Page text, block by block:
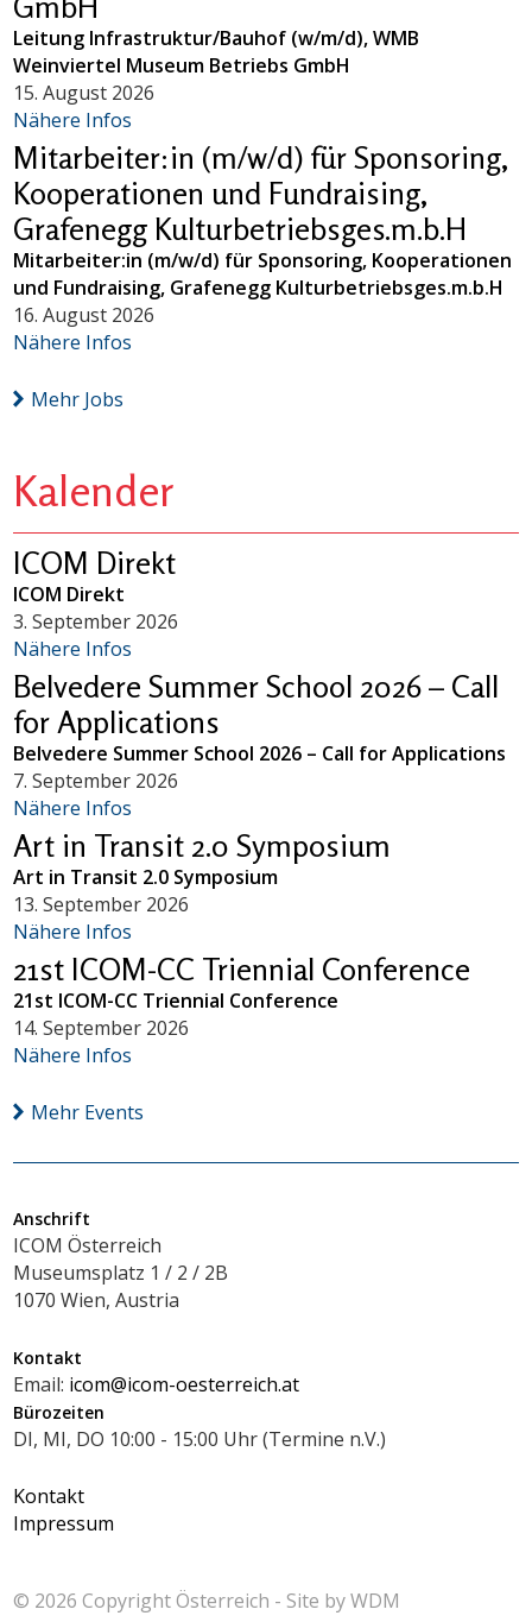
Leitung Infrastruktur/Bauhof (w/m/d), WMB
Weinviertel Museum Betriebs GmbH
15. August 2026
Nähere Infos
Mitarbeiter:in (m/w/d) für Sponsoring,
Kooperationen und Fundraising,
Grafenegg Kulturbetriebsges.m.b.H
Mitarbeiter:in (m/w/d) für Sponsoring, Kooperationen
und Fundraising, Grafenegg Kulturbetriebsges.m.b.H
16. August 2026
Nähere Infos
Mehr Jobs
Kalender
ICOM Direkt
ICOM Direkt
3. September 2026
Nähere Infos
Belvedere Summer School 2026 – Call
for Applications
Belvedere Summer School 2026 – Call for Applications
7. September 2026
Nähere Infos
Art in Transit 2.0 Symposium
Art in Transit 2.0 Symposium
13. September 2026
Nähere Infos
21st ICOM-CC Triennial Conference
21st ICOM-CC Triennial Conference
14. September 2026
Nähere Infos
Mehr Events
Anschrift
ICOM Österreich
Museumsplatz 1 / 2 / 2B
1070 Wien, Austria
Kontakt
Email: icom@icom-oesterreich.at
Bürozeiten
DI, MI, DO 10:00 - 15:00 Uhr (Termine n.V.)
Kontakt
Impressum
© 2026 CopyrightÖsterreich - Site byWDM